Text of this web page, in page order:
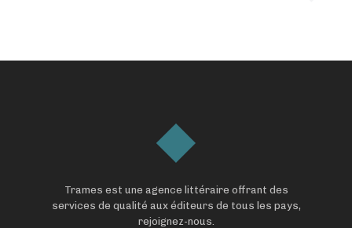
Trames est une agence littéraire offrant des
services de qualité aux éditeurs de tous les pays,
rejoignez-nous.